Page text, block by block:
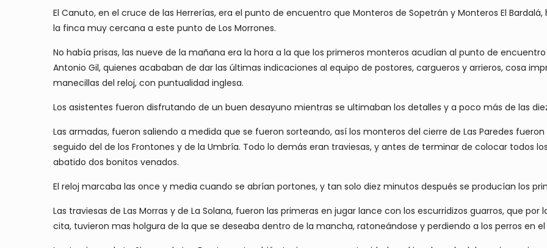
El Canuto, en el cruce de las Herrerías, era el punto de encuentro que Monteros de Sopetrán y Monteros El
la finca muy cercana a este punto de Los Morrones.
No había prisas, las nueve de la mañana era la hora a la que los primeros monteros acudían al punto de
Antonio Gil, quienes acababan de dar las últimas indicaciones al equipo de postores, cargueros y arrieros, cosa
manecillas del reloj, con puntualidad inglesa.
Los asistentes fueron disfrutando de un buen desayuno mientras se ultimaban los detalles y a poco más de las
Las armadas, fueron saliendo a medida que se fueron sorteando, así los monteros del cierre de Las Paredes
seguido del de los Frontones y de la Umbría. Todo lo demás eran traviesas, y antes de terminar de colocar todos
abatido dos bonitos venados.
El reloj marcaba las once y media cuando se abrían portones, y tan solo diez minutos después se producían los
Las traviesas de Las Morras y de La Solana, fueron las primeras en jugar lance con los escurridizos guarros, que
cita, tuvieron mas holgura de la que se deseaba dentro de la mancha, ratoneándose y perdiendo a los perros en